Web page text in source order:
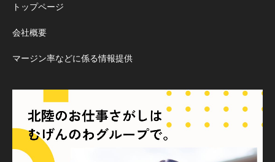
トップページ
会社概要
マージン率などに係る情報提供